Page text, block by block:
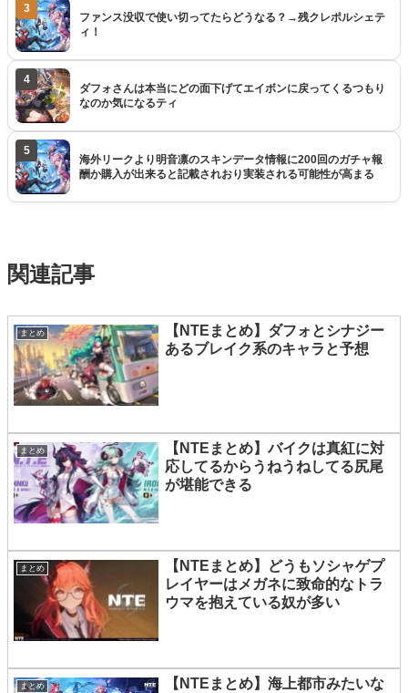
3
ファンス没収で使い切ってたらどうなる？→残クレポルシェテ
ィ！
4
ダフォさんは本当にどの面下げてエイボンに戻ってくるつもり
なのか気になるティ
5
海外リークより明音凛のスキンデータ情報に200回のガチャ報
酬か購入が出来ると記載されおり実装される可能性が高まる
関連記事
まとめ
【NTEまとめ】ダフォとシナジー
あるブレイク系のキャラと予想
まとめ
【NTEまとめ】バイクは真紅に対
応してるからうねうねしてる尻尾
が堪能できる
まとめ
【NTEまとめ】どうもソシャゲプ
レイヤーはメガネに致命的なトラ
ウマを抱えている奴が多い
まとめ
【NTEまとめ】海上都市みたいな